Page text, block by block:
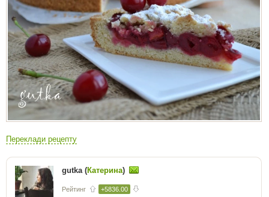
Переклади рецепту
gutka (Катерина)
Рейтинг +5836.00